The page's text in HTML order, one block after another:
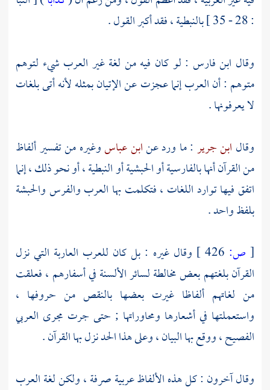
: 28 - 35 ] بالنبطية ، فقد أكبر القول .
وقال ابن فارس : لو كان فيه من لغة غير العرب شيء لتوهم
متوهم : أن العرب إنما عجزت عن الإتيان بمثله لأنه أتى بلغات
لا يعرفونها .
وقال ابن جرير : ما ورد عنابن عباسوغيره من تفسير ألفاظ
من القرآن أنها بالفارسية أو الحبشية أو النبطية ، أو نحو ذلك ، إنما
اتفق فيها توارد اللغات ، فتكلمت بها العربوالفرسوالحبشة
بلفظ واحد .
[ ص:
وقال غيره : بل كان للعرب العاربة التي نزل
القرآن بلغتهم بعض مخالطة لسائر الألسنة في أسفارهم ، فعلقت
من لغاتهم ألفاظا غيرت بعضها بالنقص من حروفها ،
واستعملتها في أشعارها ومحاوراتها ; حتى جرت مجرى العربي
الفصيح ، ووقع بها البيان ، وعلى هذا الحد نزل بها القرآن .
وقال آخرون : كل هذه الألفاظ عربية صرفة ، ولكن لغة العرب